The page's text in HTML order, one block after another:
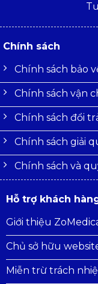
Chính sách
Chính sách bảo
Chính sách vận
Chính sách đổi
Chính sách giải
Chính sách và
Hỗ trợ khách
Giới thiệu
Chủ sở hữu
Miễn trừ trách